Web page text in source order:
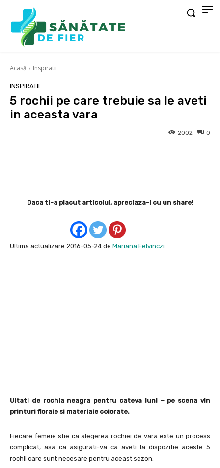
Acasă Inspiratii
INSPIRATII
5 rochii pe care trebuie sa le aveti
in aceasta vara
0
2002
Daca ti-a placut articolul, apreciaza-l cu un share!
Ultima actualizare 2016-05-24 de Mariana Felvinczi
Uitati de rochia neagra pentru cateva luni – pe scena vin
printuri florale si materiale colorate.
Fiecare femeie stie ca alegerea rochiei de vara este un process
complicat, asa ca asigurati-va ca aveti la dispozitie aceste 5
rochii care sunt necesare pentru aceast sezon.